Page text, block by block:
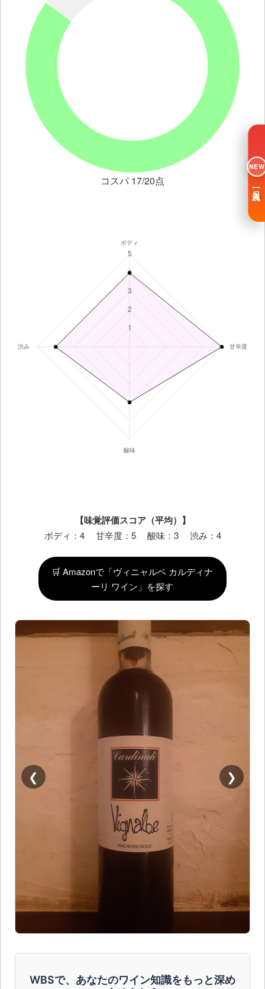
コスパ 17/20点
【味覚評価スコア（平均）】
ボディ：4 甘辛度：5 酸味：3 渋み：4
🛒 Amazonで「ヴィニャルベ カルディナ
ーリ ワイン」を探す
❮ ❯
WBSで、あなたのワイン知識をもっと深め
NEW